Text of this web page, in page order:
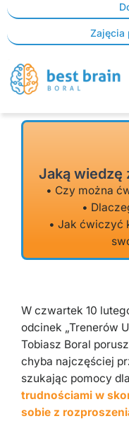
Skip
content
Zajęcia
Jaką wiedzę
• Czy można
•
• Jak ćwiczyć
W czwartek 10
odcinek „Trenerów
Tobiasz Boral
chyba najczęściej
szukając pomocy
trudnościami w
sobie z